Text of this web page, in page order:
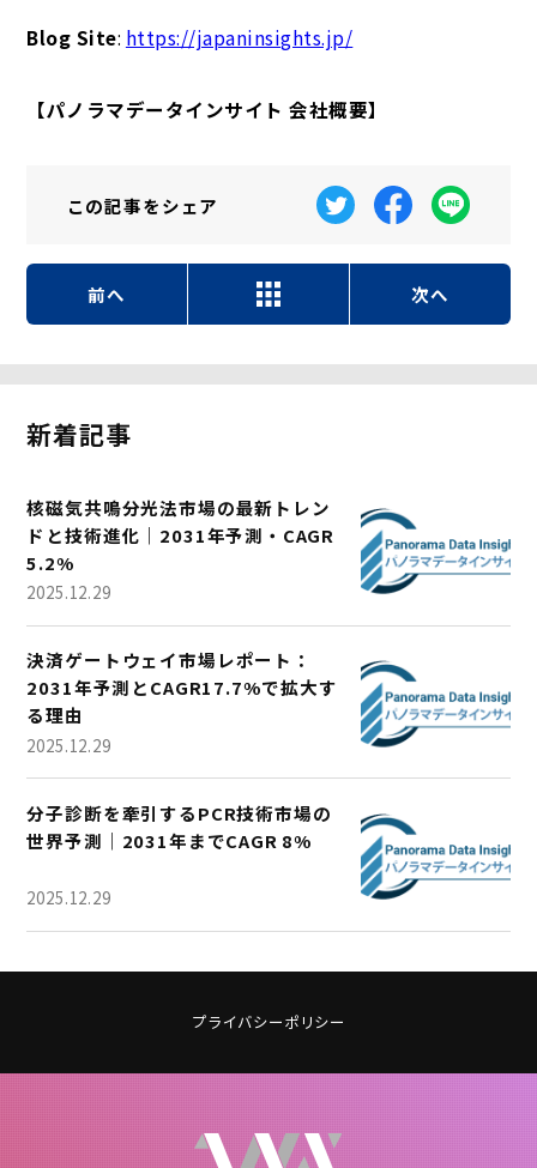
Blog Site: https://japaninsights.jp/
【パノラマデータインサイト 会社概要】
この記事をシェア
前へ 次へ
新着記事
核磁気共鳴分光法市場の最新トレン
ドと技術進化｜2031年予測・CAGR
5.2%
2025.12.29
決済ゲートウェイ市場レポート：
2031年予測とCAGR17.7%で拡大す
る理由
2025.12.29
分子診断を牽引するPCR技術市場の
世界予測｜2031年までCAGR 8%
2025.12.29
プライバシーポリシー